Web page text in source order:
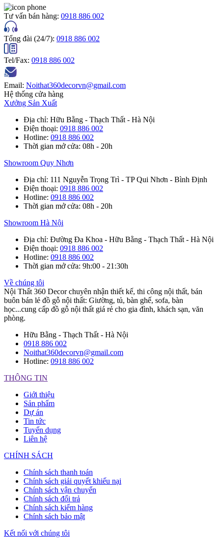
Tư vấn bán hàng: 0918 886 002
Tổng đài (24/7): 0918 886 002
Tel/Fax: 0918 886 002
Email: Noithat360decorvn@gmail.com
Hệ thống cửa hàng
Xưởng Sản Xuất
Địa chỉ: Hữu Bằng - Thạch Thất - Hà Nội
Điện thoại: 0918 886 002
Hotline: 0918 886 002
Thời gian mở cửa: 08h - 20h
Showroom Quy Nhơn
Địa chỉ: 111 Nguyễn Trọng Trì - TP Qui Nhơn - Bình Định
Điện thoại: 0918 886 002
Hotline: 0918 886 002
Thời gian mở cửa: 08h - 20h
Showroom Hà Nội
Địa chỉ: Đường Đa Khoa - Hữu Bằng - Thạch Thất - Hà Nội
Điện thoại: 0918 886 002
Hotline: 0918 886 002
Thời gian mở cửa: 9h:00 - 21:30h
Về chúng tôi
Nội Thất 360 Decor chuyên nhận thiết kế, thi công nội thất, bán
buôn bán lẻ đồ gỗ nội thất: Giường, tủ, bàn ghế, sofa, bàn
học...cung cấp đồ gỗ nội thất giá rẻ cho gia đình, khách sạn, văn
phòng.
Hữu Bằng - Thạch Thất - Hà Nội
0918 886 002
Noithat360decorvn@gmail.com
Hotline: 0918 886 002
THÔNG TIN
Giới thiệu
Sản phẩm
Dự án
Tin tức
Tuyển dụng
Liên hệ
CHÍNH SÁCH
Chính sách thanh toán
Chính sách giải quyết khiếu nại
Chính sách vận chuyển
Chính sách đổi trả
Chính sách kiểm hàng
Chính sách bảo mật
Kết nối với chúng tôi